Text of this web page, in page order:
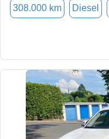
308.000 km Diesel